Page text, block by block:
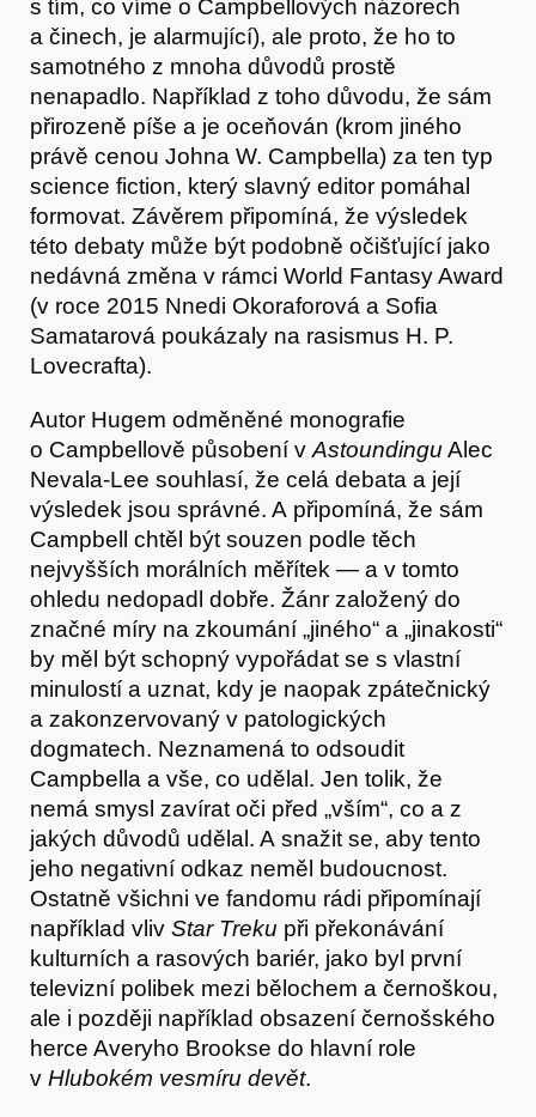
Akce
O nás
Obchod
s tím, co víme o Campbellových názorech
a činech, je alarmující), ale proto, že ho to
samotného z mnoha důvodů prostě
nenapadlo. Například z toho důvodu, že sám
přirozeně píše a je oceňován (krom jiného
právě cenou Johna W. Campbella) za ten typ
science fiction, který slavný editor pomáhal
formovat. Závěrem připomíná, že výsledek
této debaty může být podobně očišťující jako
nedávná změna v rámci World Fantasy Award
(v roce 2015 Nnedi Okoraforová a Sofia
Samatarová poukázaly na rasismus H. P.
Lovecrafta).
Autor Hugem odměněné monografie
o Campbellově působení v Astoundingu Alec
Nevala-Lee souhlasí, že celá debata a její
výsledek jsou správné. A připomíná, že sám
Campbell chtěl být souzen podle těch
nejvyšších morálních měřítek — a v tomto
ohledu nedopadl dobře. Žánr založený do
značné míry na zkoumání „jiného“ a „jinakosti“
by měl být schopný vypořádat se s vlastní
minulostí a uznat, kdy je naopak zpátečnický
a zakonzervovaný v patologických
dogmatech. Neznamená to odsoudit
Campbella a vše, co udělal. Jen tolik, že
nemá smysl zavírat oči před „vším“, co a z
jakých důvodů udělal. A snažit se, aby tento
jeho negativní odkaz neměl budoucnost.
Ostatně všichni ve fandomu rádi připomínají
například vliv Star Treku při překonávání
kulturních a rasových bariér, jako byl první
televizní polibek mezi bělochem a černoškou,
ale i později například obsazení černošského
herce Averyho Brookse do hlavní role
v Hlubokém vesmíru devět.